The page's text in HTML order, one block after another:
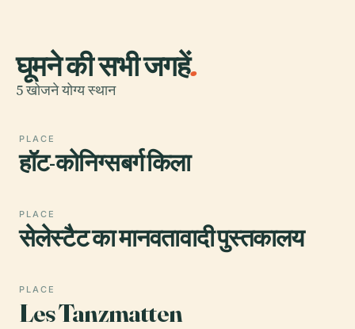
घूमने की सभी जगहें.
5 खोजने योग्य स्थान
PLACE
हॉट-कोनिग्सबर्ग किला
PLACE
सेलेस्टैट का मानवतावादी पुस्तकालय
PLACE
Les Tanzmatten